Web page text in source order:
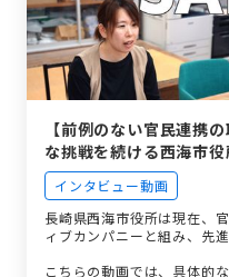
【前例のない官民連携
な挑戦を続ける西海市
インタビュー動画
長崎県西海市役所は現在、
ィブカンパニーと組み、先
こちらの動画では、具体的